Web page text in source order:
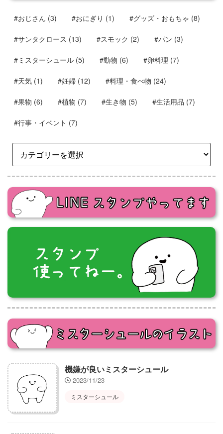
#おじさん (3) #おにぎり (1) #グッズ・おもちゃ (8)
#サンタクロース (13) #スモック (2) #パン (3)
#ミスターシュール (5) #動物 (6) #卵料理 (7)
#天気 (1) #妊婦 (12) #料理・食べ物 (24)
#果物 (6) #植物 (7) #生き物 (5) #生活用品 (7)
#行事・イベント (7)
機嫌が良いミスターシュール
2023/11/23
ミスターシュール